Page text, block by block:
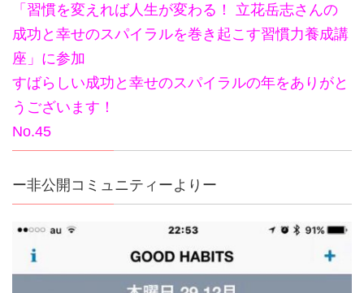
「習慣を変えれば人生が変わる！ 立花岳志さんの
成功と幸せのスパイラルを巻き起こす習慣力養成講
座」に参加
すばらしい成功と幸せのスパイラルの年をありがと
うございます！
No.45
ー非公開コミュニティーよりー